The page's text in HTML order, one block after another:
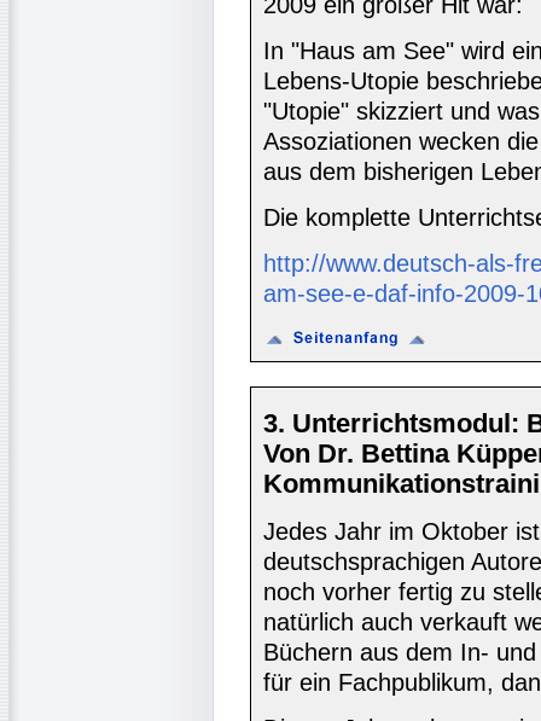
In "Haus am See" wird
Lebens-Utopie
"Utopie" skizziert und
Assoziationen wecken
aus dem bisherigen
Die komplette
http://www.deutsch-als-
am-see-e-daf-info-2009-
3. Unterrichtsmodul:
Von Dr. Bettina
Jedes Jahr im Oktober
deutschsprachigen
noch vorher fertig zu
natürlich auch verkauft
Büchern aus dem In-
für ein Fachpublikum,